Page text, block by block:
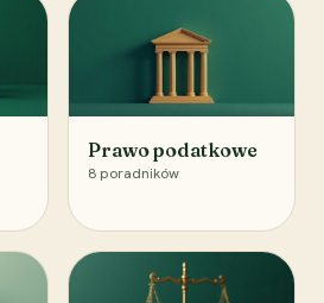
Prawo podatkowe
8 poradników